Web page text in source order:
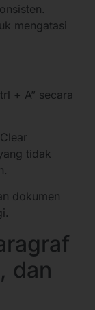
mengatasi
+ A” secara
tidak
dokumen
dan